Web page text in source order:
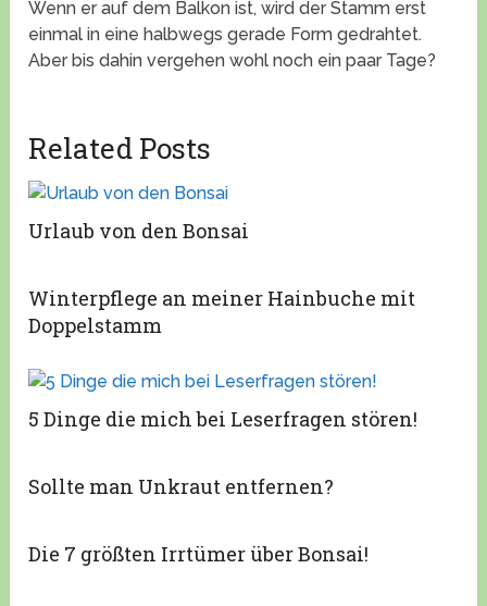
Wenn er auf dem Balkon ist, wird der Stamm erst
einmal in eine halbwegs gerade Form gedrahtet.
Aber bis dahin vergehen wohl noch ein paar Tage?
Related Posts
Urlaub von den Bonsai
Winterpflege an meiner Hainbuche mit
Doppelstamm
5 Dinge die mich bei Leserfragen stören!
Sollte man Unkraut entfernen?
Die 7 größten Irrtümer über Bonsai!